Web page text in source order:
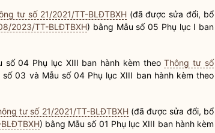
tư số 21/2021/TT-BLĐTBXH(đã được sửa đổi, bổ
2023/TT-BLĐTBXH) bằng Mẫu số 05 Phụ lục I ban
số 04 Phụ lục XIII ban hành kèm theoThông tư số
03 và Mẫu số 04 Phụ lục XIII ban hành kèm theo
tư số 21/2021/TT-BLĐTBXH(đã được sửa đổi, bổ
) bằng Mẫu số 01 Phụ lục XIII ban hành kèm